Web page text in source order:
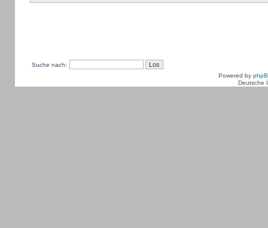
Suche nach:
Powered by
Deutsche